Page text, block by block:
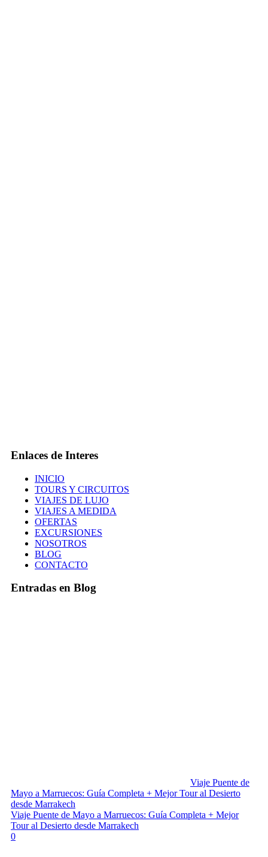
Enlaces de Interes
INICIO
TOURS Y CIRCUITOS
VIAJES DE LUJO
VIAJES A MEDIDA
OFERTAS
EXCURSIONES
NOSOTROS
BLOG
CONTACTO
Entradas en Blog
Viaje Puente de
Mayo a Marruecos: Guía Completa + Mejor Tour al Desierto
desde Marrakech
Viaje Puente de Mayo a Marruecos: Guía Completa + Mejor
Tour al Desierto desde Marrakech
0